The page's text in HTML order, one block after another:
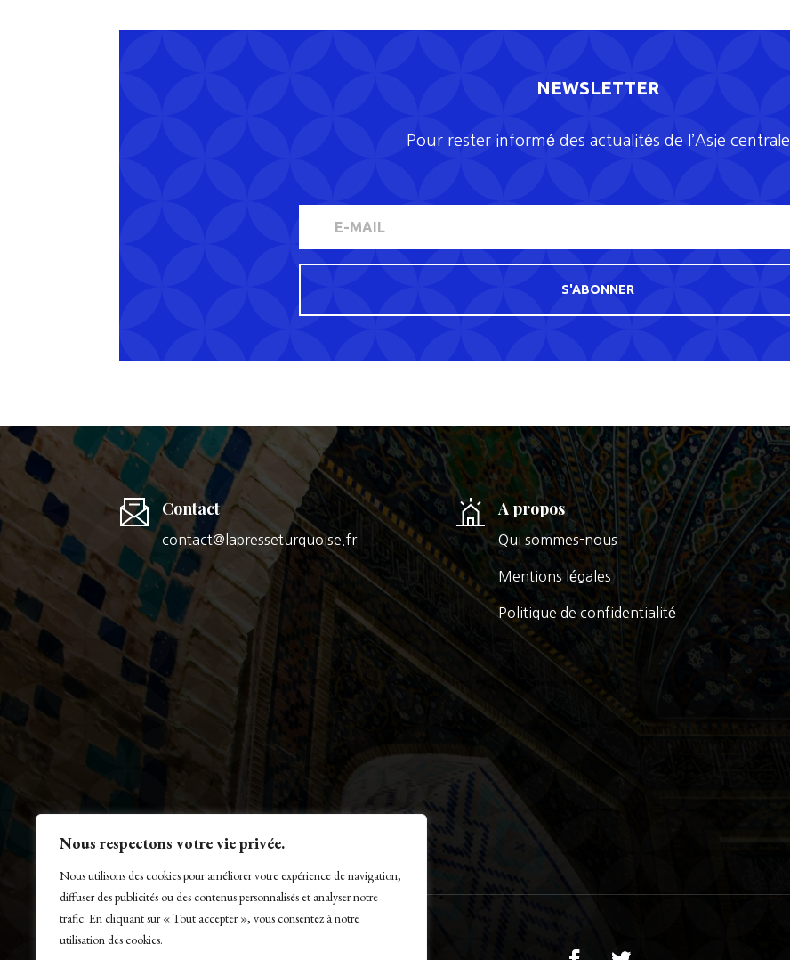
Nous respectons votre vie privée.
Nous utilisons des cookies pour améliorer votre expérience de navigation,
diffuser des publicités ou des contenus personnalisés et analyser notre
trafic. En cliquant sur « Tout accepter », vous consentez à notre
utilisation des cookies.
NEWSLETTER
Pour rester informé des actualités de l’Asie centrale
S'ABONNER
Contact
contact@lapresseturquoise.fr
A propos
Qui sommes-nous
Mentions légales
Politique de confidentialité